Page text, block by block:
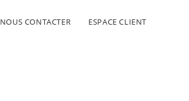
NOUS CONTACTER ESPACE CLIENT